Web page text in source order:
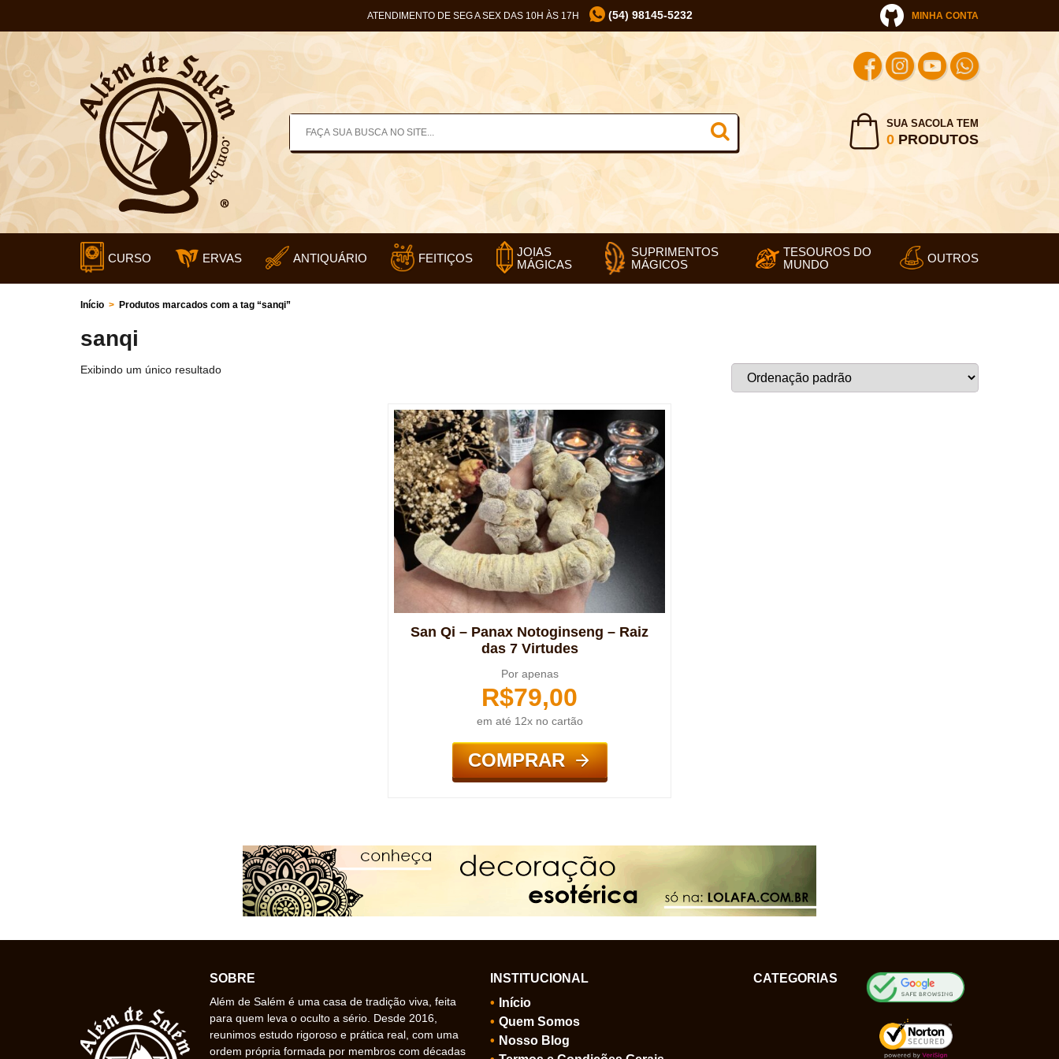
ATENDIMENTO DE SEG A SEX DAS 10H ÀS 17H (54) 98145-5232 MINHA CONTA
SUA SACOLA TEM
0PRODUTOS
CURSO ERVAS ANTIQUÁRIO FEITIÇOS
JOIAS
MÁGICAS
SUPRIMENTOS
MÁGICOS
TESOUROS DO
MUNDO
OUTROS
Início > Produtos marcados com a tag “sanqi”
sanqi
Exibindo um único resultado
San Qi – Panax Notoginseng – Raiz
das 7 Virtudes
Por apenas
R$79,00
em até 12x no cartão
COMPRAR
SOBRE
Além de Salém é uma casa de tradição viva, feita
para quem leva o oculto a sério. Desde 2016,
reunimos estudo rigoroso e prática real, com uma
ordem própria formada por membros com décadas
INSTITUCIONAL
Início
Quem Somos
Nosso Blog
CATEGORIAS